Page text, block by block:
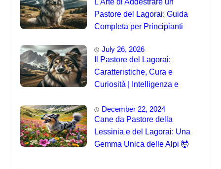
L'Arte di Addestrare un
Pastore del Lagorai: Guida
Completa per Principianti
July 26, 2026
Il Pastore del Lagorai:
Caratteristiche, Cura e
Curiosità | Intelligenza e
December 22, 2024
Cane da Pastore della
Lessinia e del Lagorai: Una
Gemma Unica delle Alpi 🤯